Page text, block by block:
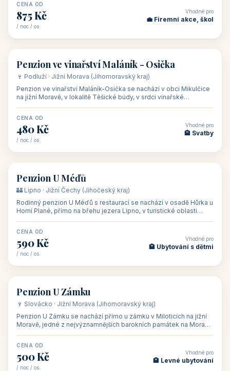
CENA OD
875 Kč
/ noc / os.
Vhodné pro
💼 Firemní akce, škol
🏡 penzion
Penzion ve vinařství Maláník - Osička
🍷 Podluží · Jižní Morava (Jihomoravský kraj)
Penzion ve vinařství Maláník-Osička se nachází v obci Mikulčice
na jižní Moravě, v lokalitě Těšické búdy, v srdci vinařské
CENA OD
480 Kč
/ noc / os.
Vhodné pro
🏨 Svatby
🏡 penzion
Penzion U Méďů
🏰 Lipno · Jižní Čechy (Jihočeský kraj)
Rodinný penzion U Méďů s restaurací se nachází v osadě Hůrka u
Horní Plané, přímo na břehu jezera Lipno, v turistické oblasti
CENA OD
590 Kč
/ noc / os.
Vhodné pro
🏨 Ubytování s dětmi
🏡 penzion
Penzion U Zámku
🍷 Slovácko · Jižní Morava (Jihomoravský kraj)
Penzion U Zámku se nachází přímo u zámku v Miloticích na jižní
Moravě, jedné z nejvýznamnějších barokních památek na Moravě,
CENA OD
500 Kč
/ noc / os.
Vhodné pro
🏨 Levné ubytování